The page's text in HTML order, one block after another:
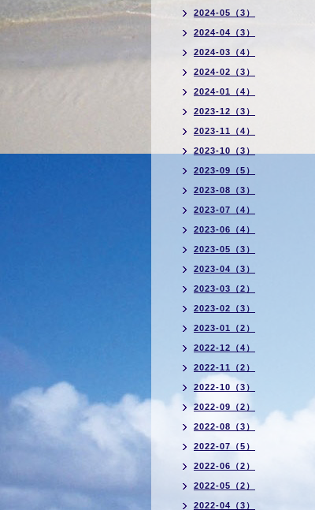
2024-05（3）
2024-04（3）
2024-03（4）
2024-02（3）
2024-01（4）
2023-12（3）
2023-11（4）
2023-10（3）
2023-09（5）
2023-08（3）
2023-07（4）
2023-06（4）
2023-05（3）
2023-04（3）
2023-03（2）
2023-02（3）
2023-01（2）
2022-12（4）
2022-11（2）
2022-10（3）
2022-09（2）
2022-08（3）
2022-07（5）
2022-06（2）
2022-05（2）
2022-04（3）